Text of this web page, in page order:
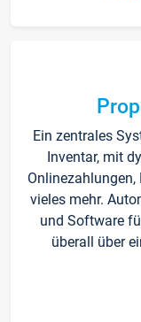
Ein zentrales
Inventar, mit
Onlinezahlungen,
vieles mehr.
und Software
überall über